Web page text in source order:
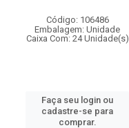
Código: 106486
Embalagem: Unidade
Caixa Com: 24 Unidade(s)
Faça seu login ou
cadastre-se para
comprar.